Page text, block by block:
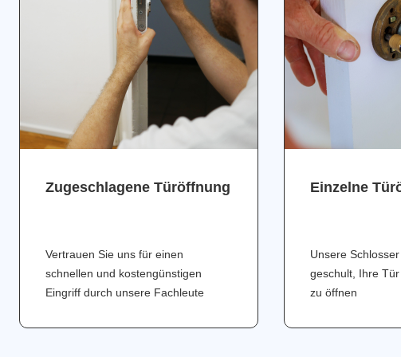
Zugeschlagene Türöffnung
Vertrauen Sie uns für einen
schnellen und kostengünstigen
Eingriff durch unsere Fachleute
Einzelne
Unsere
geschult, Ihre
zu öffnen